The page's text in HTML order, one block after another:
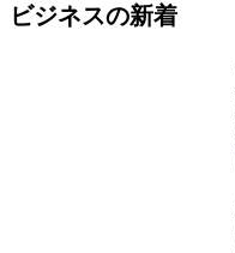
ビジネスの新着